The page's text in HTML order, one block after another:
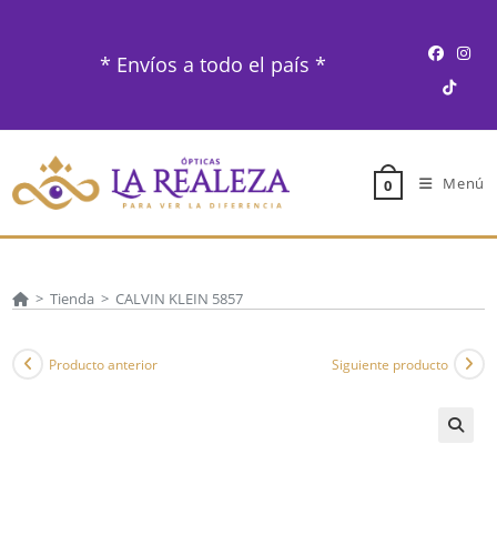
* Envíos a todo el país *
0 Menú
> Tienda > CALVIN KLEIN 5857
Producto anterior Siguiente producto